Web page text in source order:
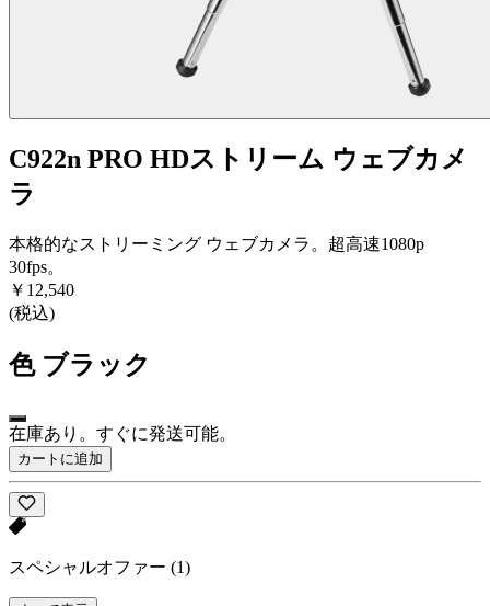
C922n PRO HDストリーム ウェブカメ
ラ
本格的なストリーミング ウェブカメラ。超高速1080p
30fps。
￥12,540
(税込)
色 ブラック
在庫あり。すぐに発送可能。
カートに追加
スペシャルオファー (1)